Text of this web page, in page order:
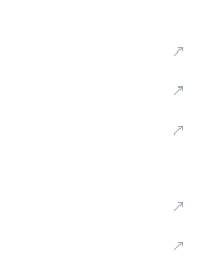
↗
↗
↗
↗
↗